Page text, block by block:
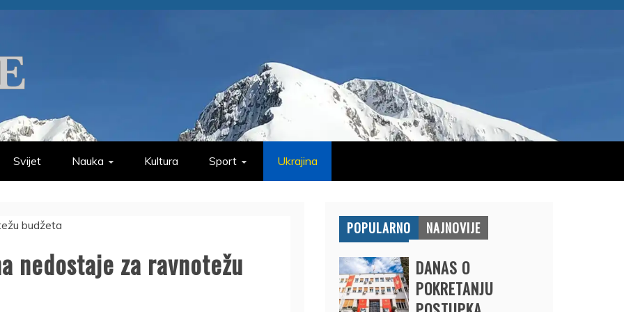
Svijet Nauka Kultura Sport Ukrajina
nedostaje za ravnotežu
POPULARNO NAJNOVIJE
DANAS O
POKRETANJU